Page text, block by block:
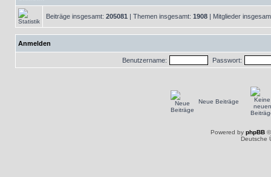
Beiträge insgesamt: 205081 | Themen insgesamt: 1908 | Mitglieder
Anmelden
Benutzername: Passwort:
Neue Beiträge
Powered by phpBB
Deutsche